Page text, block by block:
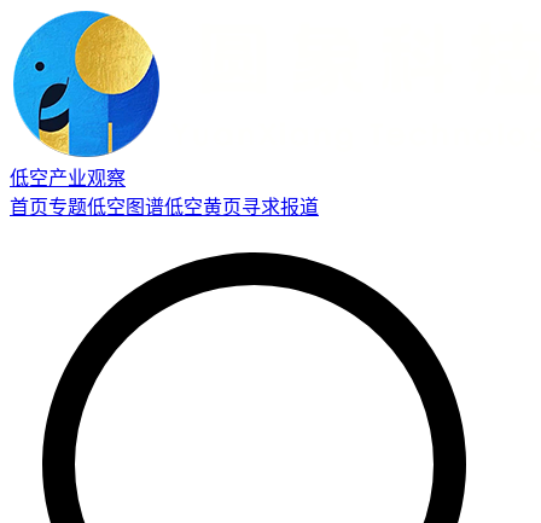
低空产业观察
首页专题低空图谱低空黄页寻求报道